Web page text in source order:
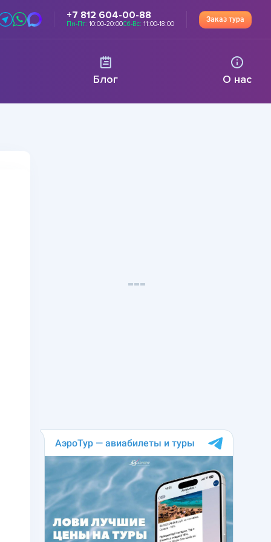
+7 812 604-00-88
Пн-Пт: 10:00-20:00Сб-Вс: 11:00-18:00
Заказ тура
Блог О нас